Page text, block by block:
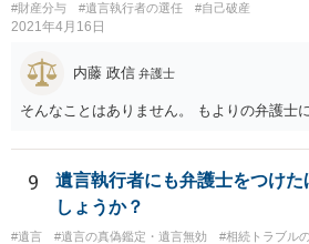
#財産分与 #遺言執行者の選任 #自己破産
2021年4月16日
内藤 政信 弁護士
そんなことはありません。 もよりの弁護士
9
遺言執行者にも弁護士をつけ
しょうか？
#遺言 #遺言の真偽鑑定・遺言無効
#相続トラブル